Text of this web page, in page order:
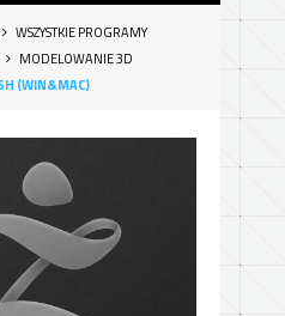
WSZYSTKIE PROGRAMY
MODELOWANIE 3D
(WIN&MAC)